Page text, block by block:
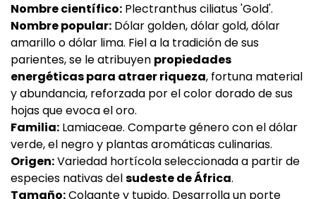
Nombre científico: Plectranthus ciliatus 'Gold'.
Nombre popular: Dólar golden, dólar gold, dólar
amarillo o dólar lima. Fiel a la tradición de sus
parientes, se le atribuyen propiedades
energéticas para atraer riqueza, fortuna material
y abundancia, reforzada por el color dorado de sus
hojas que evoca el oro.
Familia: Lamiaceae. Comparte género con el dólar
verde, el negro y plantas aromáticas culinarias.
Origen:Variedad hortícola seleccionada a partir de
especies nativas delsudeste de África.
Tamaño:Colgante y tupido. Desarrolla un porte